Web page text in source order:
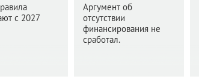
с 2027
Аргумент об
отсутствии
финансирования не
сработал.